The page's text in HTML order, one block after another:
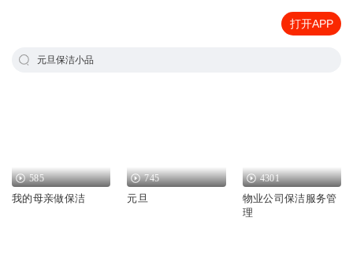
打开APP
元旦保洁小品
585
我的母亲做保洁
745
元旦
4301
物业公司保洁服务管
理